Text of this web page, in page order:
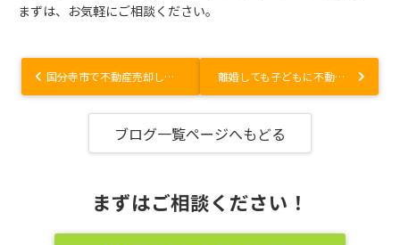
まずは、お気軽にご相談ください。
国分寺市で不動産売却しよう！住みやすさや最近の地価動向は？ 離婚しても子どもに不動産を相続できる？連れ子の相続権についても解説
ブログ一覧ページへもどる
まずはご相談ください！